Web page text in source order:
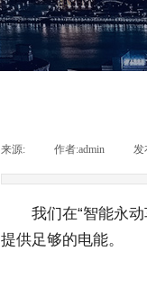
来源: 作者:admin 发
我们在“智能永
提供足够的电能。